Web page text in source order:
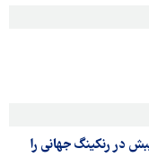
در رنکینگ جهانی را